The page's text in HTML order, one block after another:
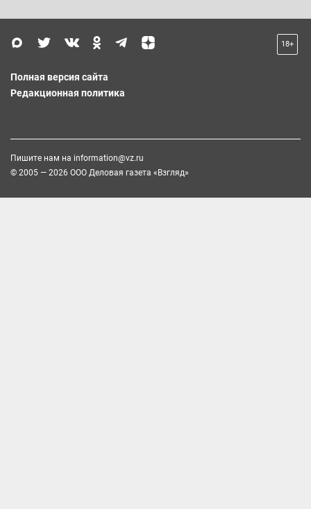
18+
Полная версия сайта
Редакционная политика
Пишите нам на information@vz.ru
© 2005 — 2026 ООО Деловая газета «Взгляд»